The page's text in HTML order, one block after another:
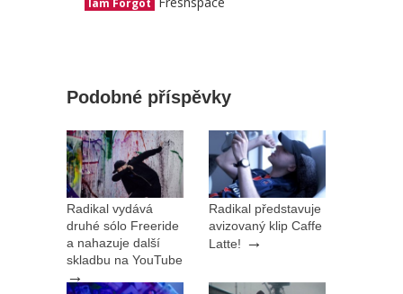
Iam Forgot
Podobné příspěvky
Radikal vydává
druhé sólo Freeride
a nahazuje další
skladbu na YouTube
→
Radikal představuje
avizovaný klip Caffe
Latte! →